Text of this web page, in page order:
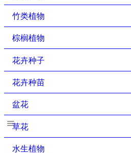
竹类植物
棕榈植物
花卉种子
花卉种苗
盆花
草花
水生植物